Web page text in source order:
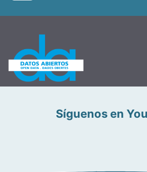
Síguenos en